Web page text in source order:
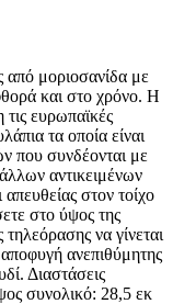
από μοριοσανίδα με
και στο χρόνο. Η
ευρωπαϊκές
τα οποία είναι
που συνδέονται με
αντικειμένων
απευθείας στον τοίχο
στο ύψος της
να γίνεται
αποφυγή ανεπιθύμητης
Διαστάσεις
συνολικό: 28,5 εκ